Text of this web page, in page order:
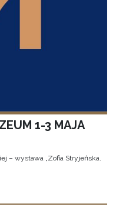
1-3 MAJA
– wystawa „Zofia Stryjeńska.